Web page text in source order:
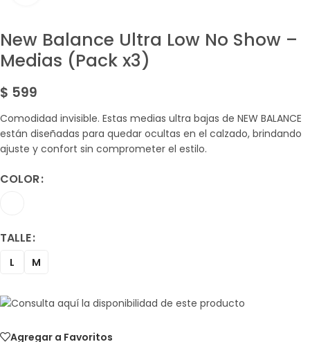
New Balance Ultra Low No Show –
Medias (Pack x3)
$ 599
Comodidad invisible. Estas medias ultra bajas de NEW BALANCE
están diseñadas para quedar ocultas en el calzado, brindando
ajuste y confort sin comprometer el estilo.
COLOR
TALLE
L M
Agregar a Favoritos